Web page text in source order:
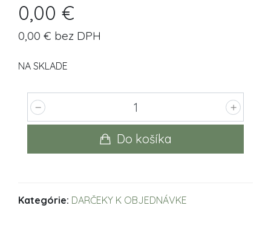
0,00 €
0,00 € bez DPH
NA SKLADE
Do košíka
Kategórie: DARČEKY K OBJEDNÁVKE